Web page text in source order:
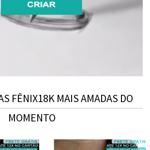
FÊNIX18K MAIS AMADAS DO
MOMENTO